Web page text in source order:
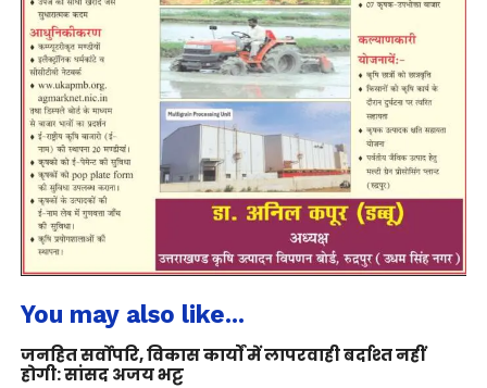
You may also like...
जनहित सर्वोपरि, विकास कार्यों में लापरवाही बर्दाश्त नहीं
होगी: सांसद अजय भट्ट